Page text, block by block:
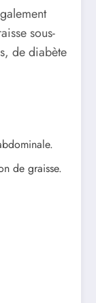
sous-
de diabète
de graisse.